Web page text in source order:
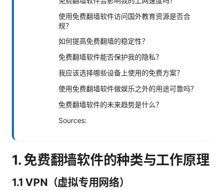
使用免费翻墙软件访问国外教育资源是否合
规？
如何提高免费翻墙的稳定性？
免费翻墙软件能否保护我的隐私？
我应该选择哪些设备上使用的免费方案？
使用免费翻墙软件做娱乐之外的用途可靠吗？
免费翻墙软件的未来趋势是什么？
Sources:
1. 免费翻墙软件的种类与工作原理
1.1 VPN（虚拟专用网络）